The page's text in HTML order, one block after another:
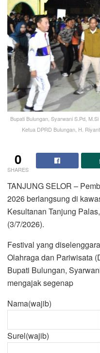
Bupati Bulungan, Syarwani S.Pd,
Ketua DPRD Bulungan, H.
0
SHARES
TANJUNG SELOR –
2026 berlangsung di
Kesultanan Tanjung
(3/7/2026).
Festival yang
Olahraga dan Pariwisata
Bupati Bulungan,
mengajak segenap
Nama(wajib)
Surel(wajib)